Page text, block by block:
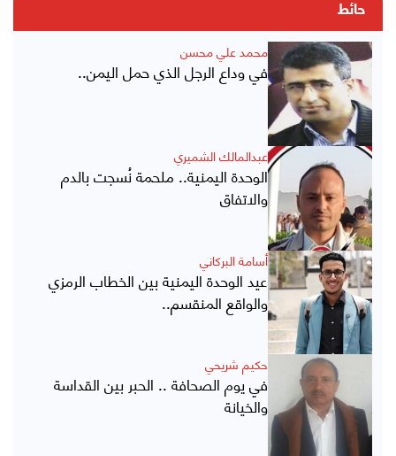
حائط
محمد علي محسن
في وداع الرجل الذي حمل اليمن..
عبدالمالك الشميري
الوحدة اليمنية.. ملحمة نُسجت بالدم
والاتفاق
أسامة البركاني
عيد الوحدة اليمنية بين الخطاب الرمزي
والواقع المنقسم..
حكيم شريحي
في يوم الصحافة .. الحبر بين القداسة
والخيانة